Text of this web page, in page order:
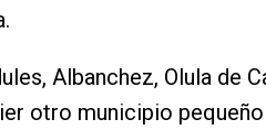
Albanchez, Olula de
otro municipio